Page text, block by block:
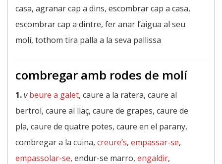
casa, agranar cap a dins, escombrar cap a casa,
escombrar cap a dintre, fer anar l’aigua al seu
molí, tothom tira palla a la seva pallissa
combregar amb rodes de molí
1.v beure a galet, caure a la ratera, caure al
bertrol, caure al llaç, caure de grapes, caure de
pla, caure de quatre potes, caure en el parany,
combregar a la cuina, creure’s, empassar-se,
empassolar-se, endur-se marro, engaldir,